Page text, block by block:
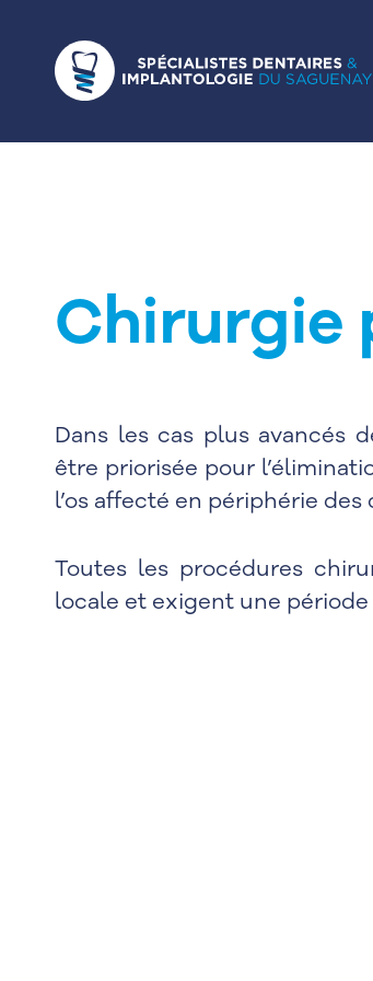
Chirurgie
Dans les cas plus avancés
être priorisée pour
l’os affecté en périphérie des
Toutes les procédures
locale et exigent une